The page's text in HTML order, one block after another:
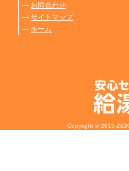
― お問合わせ
― サイトマップ
― ホーム
Copyright © 2015-